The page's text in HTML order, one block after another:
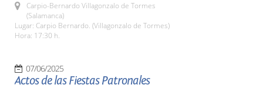
Carpio-Bernardo Villagonzalo de Tormes
(Salamanca)
Lugar: Carpio Bernardo. (Villagonzalo de Tormes)
Hora: 17:30 h.
07/06/2025
Actos de las Fiestas Patronales